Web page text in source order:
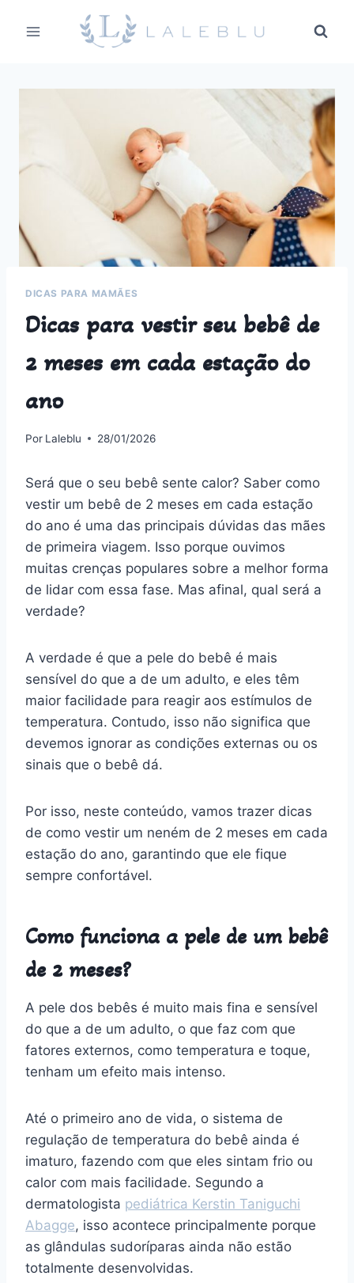
para
DICAS PARA MAMÃES
Dicas para vestir seu bebê de
2 meses em cada estação do
ano
Por Laleblu 28/01/2026
Será que o seu bebê sente calor? Saber como
vestir um bebê de 2 meses em cada estação
do ano é uma das principais dúvidas das mães
de primeira viagem. Isso porque ouvimos
muitas crenças populares sobre a melhor forma
de lidar com essa fase. Mas afinal, qual será a
verdade?
A verdade é que a pele do bebê é mais
sensível do que a de um adulto, e eles têm
maior facilidade para reagir aos estímulos de
temperatura. Contudo, isso não significa que
devemos ignorar as condições externas ou os
sinais que o bebê dá.
Por isso, neste conteúdo, vamos trazer dicas
de como vestir um neném de 2 meses em cada
estação do ano, garantindo que ele fique
sempre confortável.
Como funciona a pele de um bebê
de 2 meses?
A pele dos bebês é muito mais fina e sensível
do que a de um adulto, o que faz com que
fatores externos, como temperatura e toque,
tenham um efeito mais intenso.
Até o primeiro ano de vida, o sistema de
regulação de temperatura do bebê ainda é
imaturo, fazendo com que eles sintam frio ou
calor com mais facilidade. Segundo a
dermatologista pediátrica Kerstin Taniguchi
Abagge, isso acontece principalmente porque
as glândulas sudoríparas ainda não estão
totalmente desenvolvidas.